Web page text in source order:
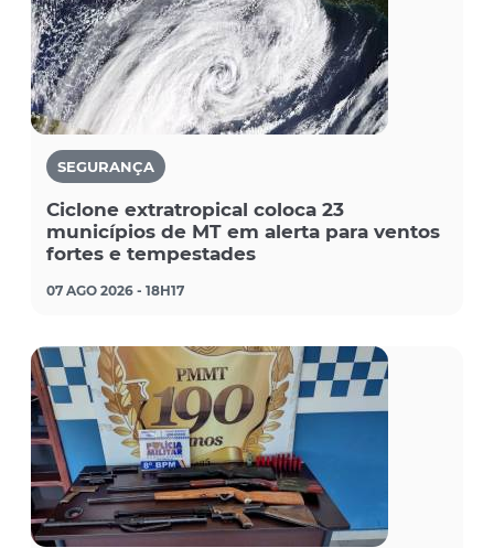
SEGURANÇA
Ciclone extratropical coloca 23
municípios de MT em alerta para ventos
fortes e tempestades
07 AGO 2026 - 18H17